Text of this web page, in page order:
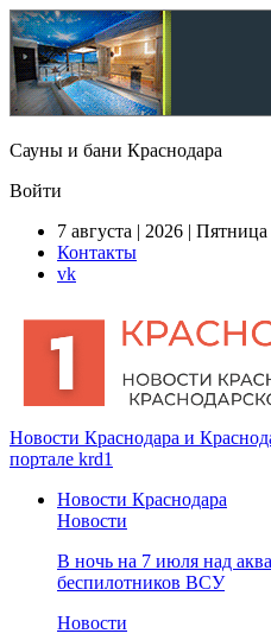
Сауны и бани Краснодара
Войти
7 августа | 2026 | Пятница
Контакты
vk
Новости Краснодара и
портале krd1
Новости Краснодара
Новости
В ночь на 7 июля над
беспилотников ВСУ
Новости